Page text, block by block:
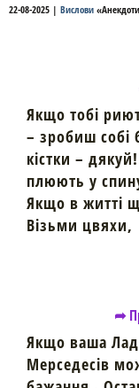
22-08-2025 | Вислови «
Якщо тобі
– зробиш
кістки –
плюють у
Якщо в житті
Візьми цвяхи,
➦
Якщо ваша
Мерседесів